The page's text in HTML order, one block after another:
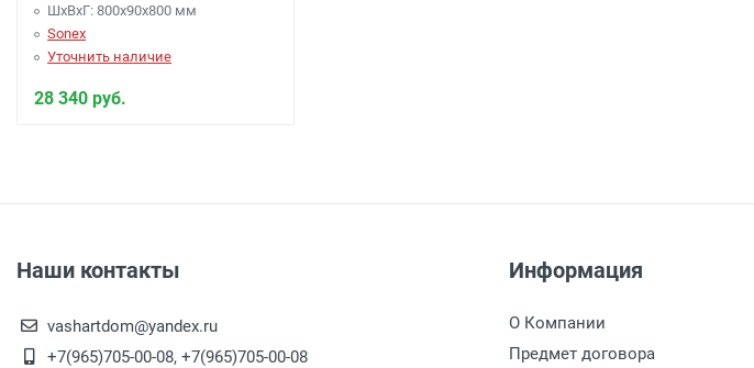
ШхВхГ: 800x90x800 мм
Sonex
Уточнить наличие
28 340 руб.
Наши контакты
vashartdom@yandex.ru
+7(965)705-00-08, +7(965)705-00-08
Информация
О Компании
Предмет договора